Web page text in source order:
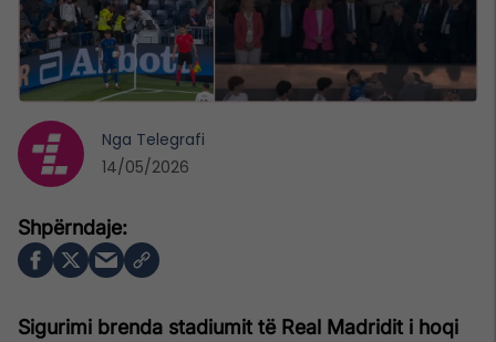
Sigurimi brenda stadiumit të Real Madridit i hoqi
Nga Telegrafi
14/05/2026